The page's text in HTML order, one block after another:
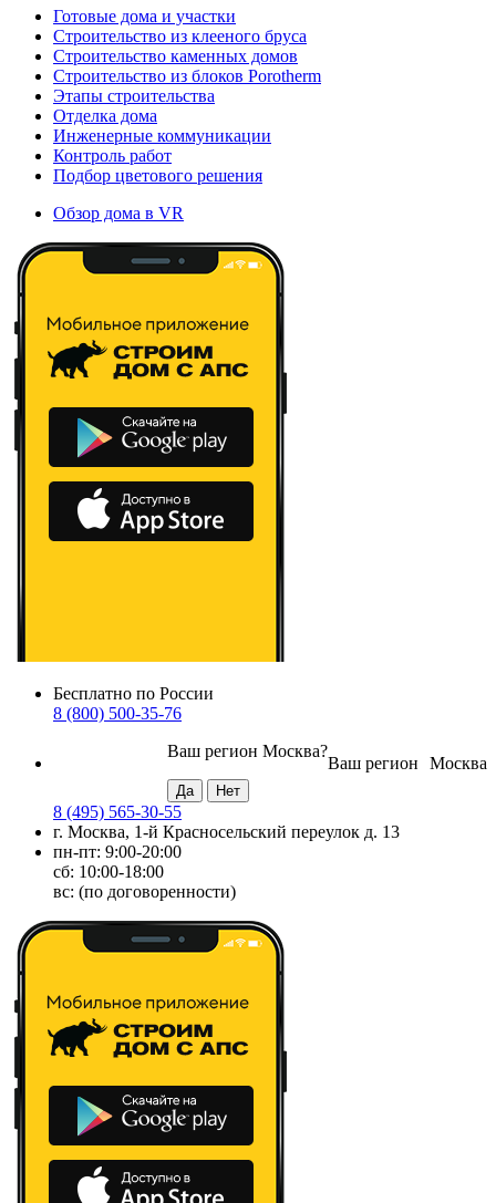
Готовые дома и участки
Строительство из клееного бруса
Строительство каменных домов
Строительство из блоков Porotherm
Этапы строительства
Отделка дома
Инженерные коммуникации
Контроль работ
Подбор цветового решения
Обзор дома в VR
Бесплатно по России
8 (800) 500-35-76
Москва
Ваш регион
Ваш регион Москва?
8 (495) 565-30-55
г. Москва, 1-й Красносельский переулок д. 13
пн-пт: 9:00-20:00
сб: 10:00-18:00
вс: (по договоренности)